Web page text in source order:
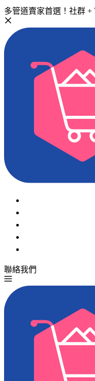
多管道賣家首選！社群
聯絡我們